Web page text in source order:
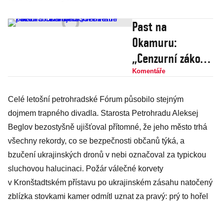
Past na
Okamuru:
„Cenzurní zákon"
odhaluje
pozici SPD v
Babišově vládě
Komentáře
Celé letošní petrohradské Fórum působilo stejným
dojmem trapného divadla. Starosta Petrohradu Aleksej
Beglov bezostyšně ujišťoval přítomné, že jeho město trhá
všechny rekordy, co se bezpečnosti občanů týká, a
bzučení ukrajinských dronů v nebi označoval za typickou
sluchovou halucinaci. Požár válečné korvety
v Kronštadtském přístavu po ukrajinském zásahu natočený
zblízka stovkami kamer odmítl uznat za pravý: prý to hořel